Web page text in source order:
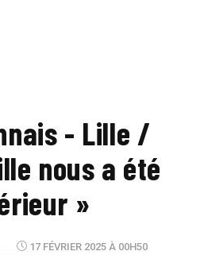
- Lille /
nous a été
»
17 FÉVRIER 2025 À 00H50